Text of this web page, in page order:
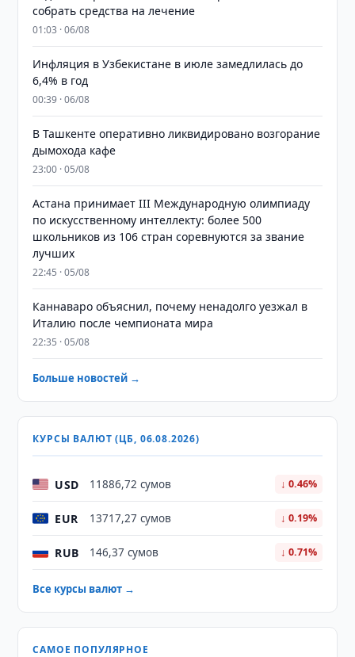
собрать средства на лечение
01:03 · 06/08
Инфляция в Узбекистане в июле замедлилась до
6,4% в год
00:39 · 06/08
В Ташкенте оперативно ликвидировано возгорание
дымохода кафе
23:00 · 05/08
Астана принимает III Международную олимпиаду
по искусственному интеллекту: более 500
школьников из 106 стран соревнуются за звание
лучших
22:45 · 05/08
Каннаваро объяснил, почему ненадолго уезжал в
Италию после чемпионата мира
22:35 · 05/08
Больше новостей →
КУРСЫ ВАЛЮТ (ЦБ, 06.08.2026)
USD 11886,72 сумов ↓ 0.46%
EUR 13717,27 сумов ↓ 0.19%
RUB 146,37 сумов ↓ 0.71%
Все курсы валют →
САМОЕ ПОПУЛЯРНОЕ